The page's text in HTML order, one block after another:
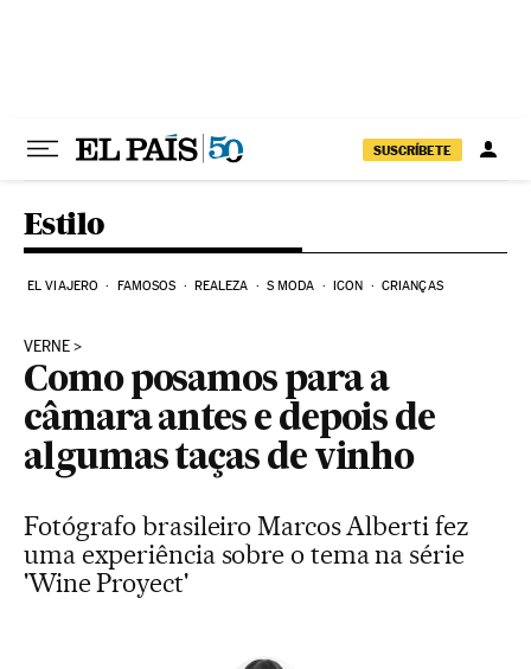
SUSCRÍBETE
Estilo
EL VIAJERO FAMOSOS REALEZA S MODA ICON CRIANÇAS
VERNE
Como posamos para a
câmara antes e depois de
algumas taças de vinho
Fotógrafo brasileiro Marcos Alberti fez
uma experiência sobre o tema na série
'Wine Proyect'